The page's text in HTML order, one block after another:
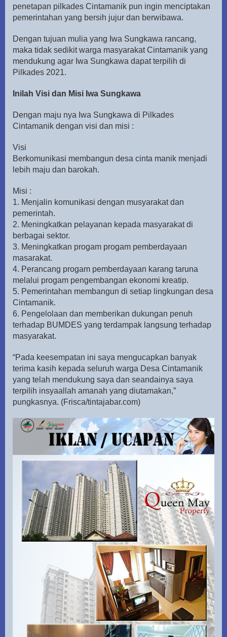
penetapan pilkades Cintamanik pun ingin menciptakan
pemerintahan yang bersih jujur dan berwibawa.
Dengan tujuan mulia yang Iwa Sungkawa rancang,
maka tidak sedikit warga masyarakat Cintamanik yang
mendukung agar Iwa Sungkawa dapat terpilih di
Pilkades 2021.
Inilah Visi dan Misi Iwa Sungkawa
Dengan maju nya Iwa Sungkawa di Pilkades
Cintamanik dengan visi dan misi :
Visi
Berkomunikasi membangun desa cinta manik menjadi
lebih maju dan barokah.
Misi :
1. Menjalin komunikasi dengan musyarakat dan
pemerintah.
2. Meningkatkan pelayanan kepada masyarakat di
berbagai sektor.
3. Meningkatkan progam progam pemberdayaan
masarakat.
4. Perancang progam pemberdayaan karang taruna
melalui progam pengembangan ekonomi kreatip.
5. Pemerintahan membangun di setiap lingkungan desa
Cintamanik.
6. Pengelolaan dan memberikan dukungan penuh
terhadap BUMDES yang terdampak langsung terhadap
masyarakat.
“Pada keesempatan ini saya mengucapkan banyak
terima kasih kepada seluruh warga Desa Cintamanik
yang telah mendukung saya dan seandainya saya
terpilih insyaallah amanah yang diutamakan,”
pungkasnya. (Frisca/tintajabar.com)